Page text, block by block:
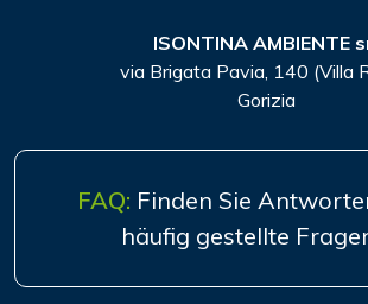
ISONTINA AMBIENTE
via Brigata Pavia, 140 (Villa
Gorizia
FAQ: Finden Sie
häufig gestellte